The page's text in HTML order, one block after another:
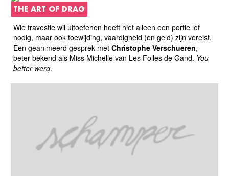
THE ART OF DRAG
Wie travestie wil uitoefenen heeft niet alleen een portie lef
nodig, maar ook toewijding, vaardigheid (en geld) zijn vereist.
Een geanimeerd gesprek met Christophe Verschueren,
beter bekend als Miss Michelle van Les Folles de Gand. You
better werq.